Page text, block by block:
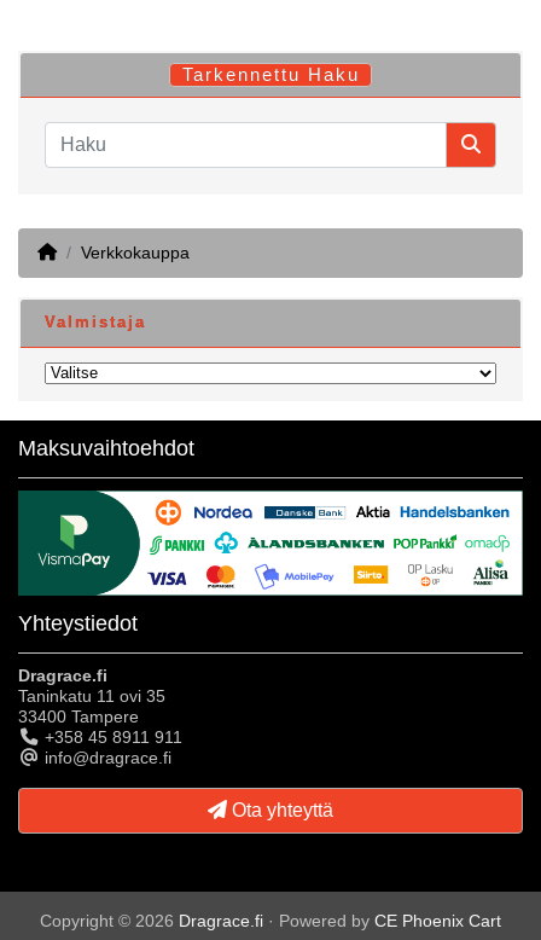
Tarkennettu Haku
HomeVerkkokauppa
Valmistaja
Maksuvaihtoehdot
Yhteystiedot
Dragrace.fi
Taninkatu 11 ovi 35
33400 Tampere
+358 45 8911 911
info@dragrace.fi
Ota yhteyttä
Copyright © 2026 Dragrace.fi · Powered by CE Phoenix Cart